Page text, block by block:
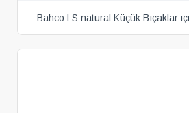
Bahco LS natural Küçük Bıçaklar